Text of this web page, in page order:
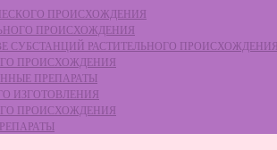
ПРОИСХОЖДЕНИЯ
ПРОИСХОЖДЕНИЯ
СУБСТАНЦИЙ РАСТИТЕЛЬНОГО ПРОИСХОЖДЕНИЯ
ПРОИСХОЖДЕНИЯ
ПРЕПАРАТЫ
ИЗГОТОВЛЕНИЯ
ПРОИСХОЖДЕНИЯ